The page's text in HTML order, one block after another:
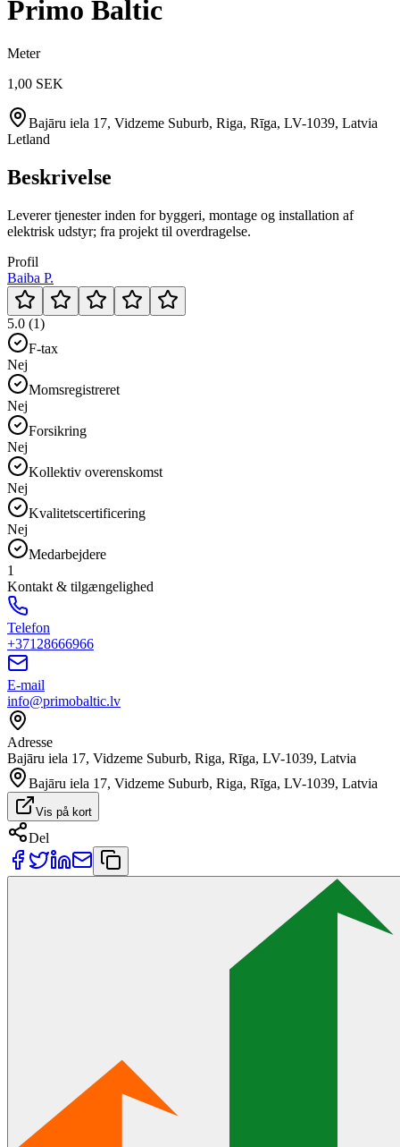
Primo Baltic
Meter
1,00 SEK
Bajāru iela 17, Vidzeme Suburb, Riga, Rīga, LV-1039, Latvia
Letland
Beskrivelse
Leverer tjenester inden for byggeri, montage og installation af
elektrisk udstyr; fra projekt til overdragelse.
Profil
Baiba P.
5.0 (1)
F-tax
Nej
Momsregistreret
Nej
Forsikring
Nej
Kollektiv overenskomst
Nej
Kvalitetscertificering
Nej
Medarbejdere
1
Kontakt & tilgængelighed
Telefon
+37128666966
E-mail
info@primobaltic.lv
Adresse
Bajāru iela 17, Vidzeme Suburb, Riga, Rīga, LV-1039, Latvia
Bajāru iela 17, Vidzeme Suburb, Riga, Rīga, LV-1039, Latvia
Vis på kort
Del